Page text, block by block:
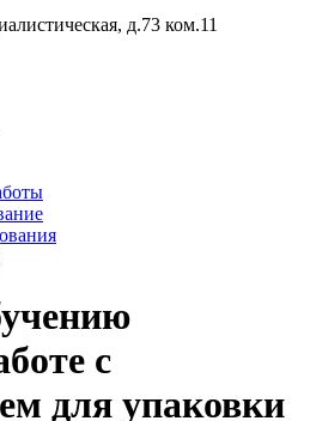
д.73 ком.11
с
для упаковки